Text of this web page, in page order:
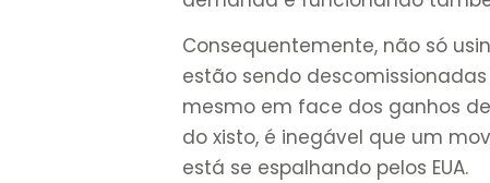
Consequentemente, não só
estão sendo
mesmo em face dos ganhos
do xisto, é inegável que um
está se espalhando pelos EUA.